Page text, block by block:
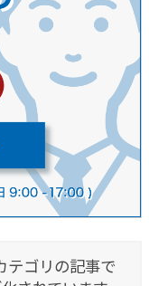
テゴリの記事で